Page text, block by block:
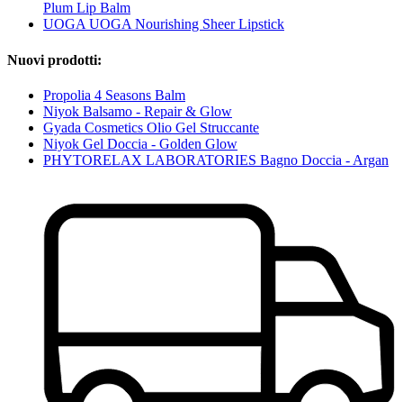
Plum Lip Balm
UOGA UOGA Nourishing Sheer Lipstick
Nuovi prodotti:
Propolia 4 Seasons Balm
Niyok Balsamo - Repair & Glow
Gyada Cosmetics Olio Gel Struccante
Niyok Gel Doccia - Golden Glow
PHYTORELAX LABORATORIES Bagno Doccia - Argan